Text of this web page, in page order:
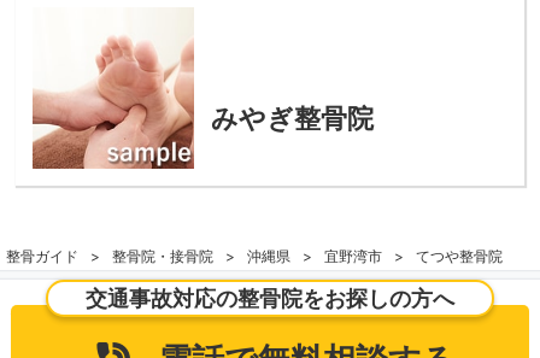
みやぎ整骨院
整骨ガイド 整骨院・接骨院 沖縄県 宜野湾市 てつや整骨院
交通事故対応の整骨院をお探しの方へ